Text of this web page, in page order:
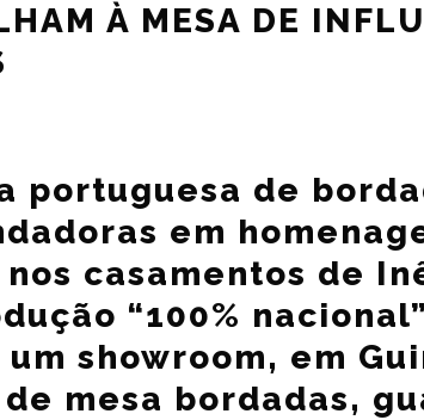
À MESA DE
portuguesa de
em
casamentos de
“100%
showroom, em
mesa bordadas,